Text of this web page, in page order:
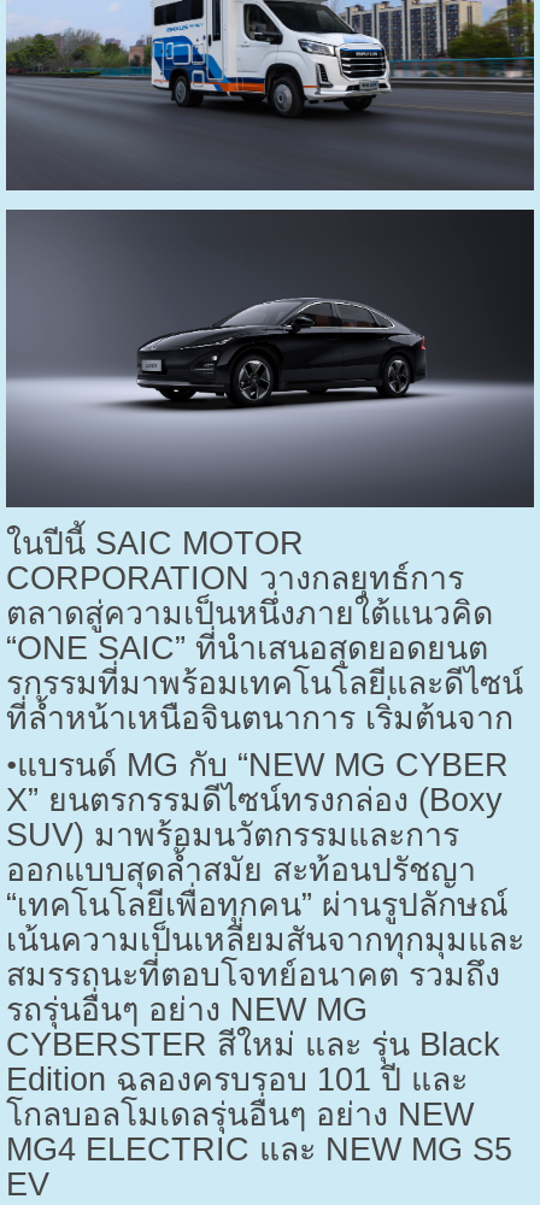
ในปีนี้ SAIC MOTOR
CORPORATION วางกลยุทธ์การ
ตลาดสู่ความเป็นหนึ่งภายใต้แนวคิด
“ONE SAIC” ที่นำเสนอสุดยอดยนต
รกรรมที่มาพร้อมเทคโนโลยีและดีไซน์
ที่ล้ำหน้าเหนือจินตนาการ เริ่มต้นจาก
•แบรนด์ MG กับ “NEW MG CYBER
X” ยนตรกรรมดีไซน์ทรงกล่อง (Boxy
SUV) มาพร้อมนวัตกรรมและการ
ออกแบบสุดล้ำสมัย สะท้อนปรัชญา
“เทคโนโลยีเพื่อทุกคน” ผ่านรูปลักษณ์
เน้นความเป็นเหลี่ยมสันจากทุกมุมและ
สมรรถนะที่ตอบโจทย์อนาคต รวมถึง
รถรุ่นอื่นๆ อย่าง NEW MG
CYBERSTER สีใหม่ และ รุ่น Black
Edition ฉลองครบรอบ 101 ปี และ
โกลบอลโมเดลรุ่นอื่นๆ อย่าง NEW
MG4 ELECTRIC และ NEW MG S5
EV